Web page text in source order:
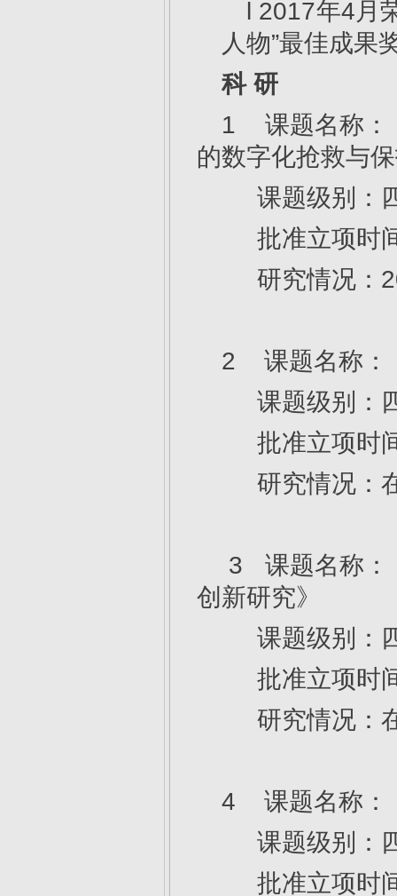
l 2017年4月
人物”最佳成果
科 研
1 课题名称：
的数字化抢救与
课题级别：
批准立项时
研究情况：
2 课题名称：
课题级别：
批准立项时
研究情况：
3 课题名称：
创新研究》
课题级别：
批准立项时
研究情况：
4 课题名称：
课题级别：
批准立项时